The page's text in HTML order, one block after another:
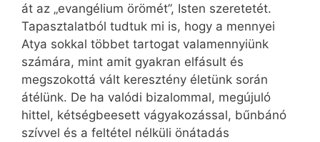
át az „evangélium örömét”, Isten szeretetét.
Tapasztalatból tudtuk mi is, hogy a mennyei
Atya sokkal többet tartogat valamennyiünk
számára, mint amit gyakran elfásult és
megszokottá vált keresztény életünk során
átélünk. De ha valódi bizalommal, megújuló
hittel, kétségbeesett vágyakozással, bűnbánó
szívvel és a feltétel nélküli önátadás